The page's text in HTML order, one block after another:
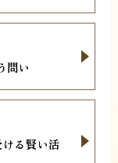
問い
る賢い活